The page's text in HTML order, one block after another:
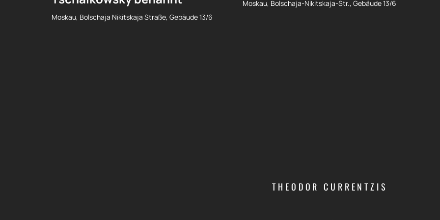
Moskau, Bolschaja Nikitskaja Straße, Gebäude 13/6
Moskau, Bolschaja-Nikitskaja-Str., Gebäude 13/6
THEODOR CURRENTZIS